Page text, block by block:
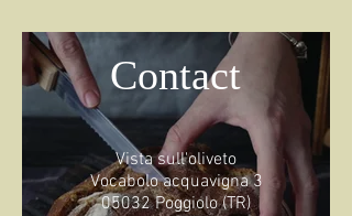
Contact
Vista sull'oliveto
Vocabolo acquavigna 3
05032 Poggiolo (TR)